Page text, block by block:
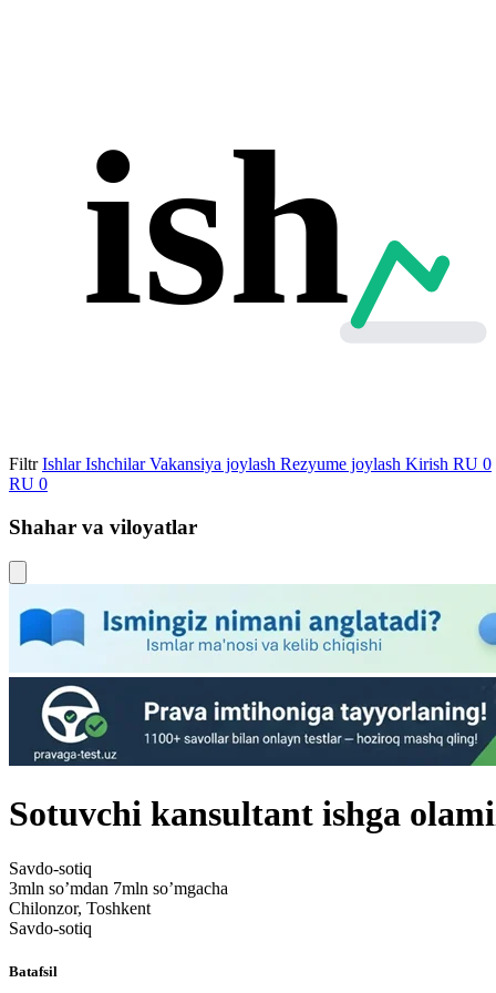
ish
Filtr Ishlar Ishchilar Vakansiya joylash Rezyume joylash Kirish RU 0
RU 0
Shahar va viloyatlar
Sotuvchi kansultant ishga
Savdo-sotiq
3mln so’mdan 7mln so’mgacha
Chilonzor, Toshkent
Savdo-sotiq
Batafsil